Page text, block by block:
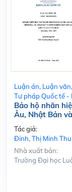
Luận án, Luận
Tư pháp Quốc tế -
Bảo hộ nhãn
Âu, Nhật Bản
Tác giả:
Đinh, Thị Minh Thu
Nhà xuất bản:
Trường Đại học